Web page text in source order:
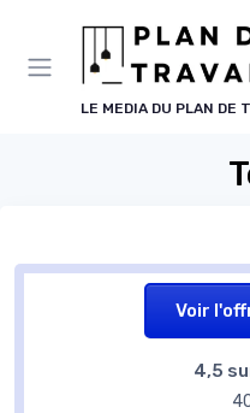
LE MEDIA DU PLAN DE
Voir
4,5